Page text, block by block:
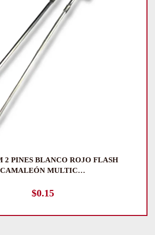
2 PINES BLANCO ROJO FLASH
CAMALEÓN MULTIC…
$0.15